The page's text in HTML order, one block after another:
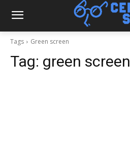
Tags Green screen
Tag: green screen